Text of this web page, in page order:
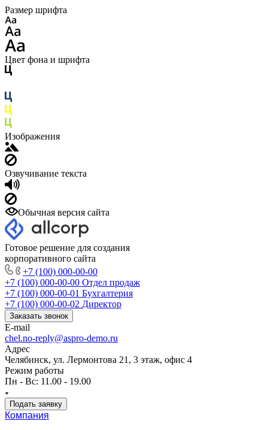
Размер шрифта
Цвет фона и шрифта
Изображения
Озвучивание текста
Обычная версия сайта
Готовое решение для создания
корпоративного сайта
+7 (100) 000-00-00
+7 (100) 000-00-00 Отдел продаж
+7 (100) 000-00-01 Бухгалтерия
+7 (100) 000-00-02 Директор
Заказать звонок
E-mail
chel.no-reply@aspro-demo.ru
Адрес
Челябинск, ул. Лермонтова 21, 3 этаж, офис 4
Режим работы
Пн - Вс: 11.00 - 19.00
Подать заявку
Компания